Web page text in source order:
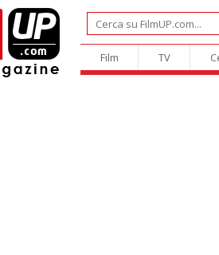
Film TV